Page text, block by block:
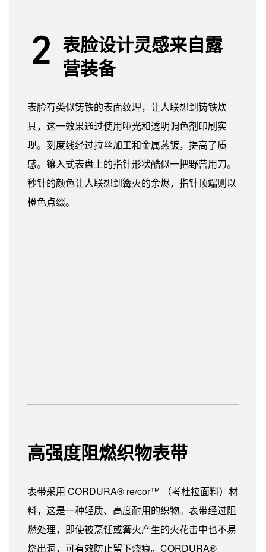
表脸设计灵感来自露
营装备
表脸有类似铸铁的表面纹理，让人联想到铸铁炊
具，这一效果通过使用哑光和透明调色剂印刷实
现。刻度线经过拉丝加工和金属蒸镀，提高了质
感。镶入式表盘上的指针形状酷似一把野营用刀。
秒针的颜色让人联想到篝火的余烬，指针顶端则以
橙色点缀。
高强度阻燃织物表带
表带采用 CORDURA® re/cor™ （考杜拉面料）材
料，这是一种轻质、高度耐用的织物。表带经过阻
燃处理，即使被烹饪或篝火产生的火花击中也不易